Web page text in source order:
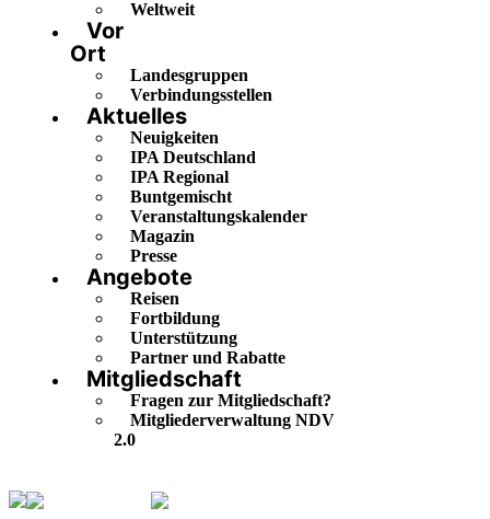
Weltweit
Vor
Ort
Landesgruppen
Verbindungsstellen
Aktuelles
Neuigkeiten
IPA Deutschland
IPA Regional
Buntgemischt
Veranstaltungskalender
Magazin
Presse
Angebote
Reisen
Fortbildung
Unterstützung
Partner und Rabatte
Mitgliedschaft
Fragen zur Mitgliedschaft?
Mitgliederverwaltung NDV
2.0